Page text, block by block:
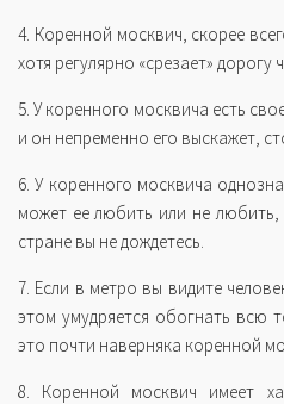
4. Коренной москвич, скорее
хотя регулярно «срезает»
5. У коренного москвича есть
и он непременно его выскажет,
6. У коренного москвича
может ее любить или не любить,
стране вы не дождетесь.
7. Если в метро вы видите
этом умудряется обогнать всю
это почти наверняка коренной
8. Коренной москвич имеет